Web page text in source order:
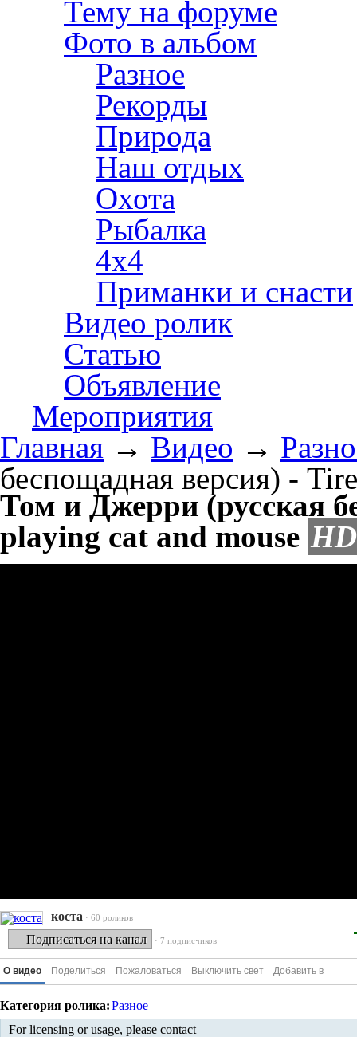
Тему на форуме
Фото в альбом
Разное
Рекорды
Природа
Наш отдых
Охота
Рыбалка
4х4
Приманки и снасти
Видео ролик
Статью
Объявление
Мероприятия
Главная → Видео →
беспощадная версия) -
Том и Джерри (русская
playing cat and mouse HD
коста · 60 роликов
Подписаться на канал · 7 подписчиков
О видео Поделиться Пожаловаться Выключить свет Добавить в
Категория ролика:Разное
For licensing or usage, please contact